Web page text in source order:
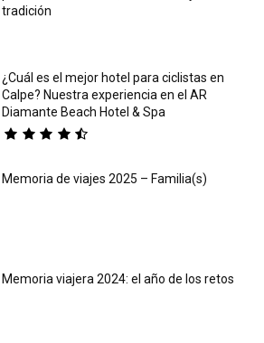
tradición
¿Cuál es el mejor hotel para ciclistas en
Calpe? Nuestra experiencia en el AR
Diamante Beach Hotel & Spa
Memoria de viajes 2025 – Familia(s)
Memoria viajera 2024: el año de los retos